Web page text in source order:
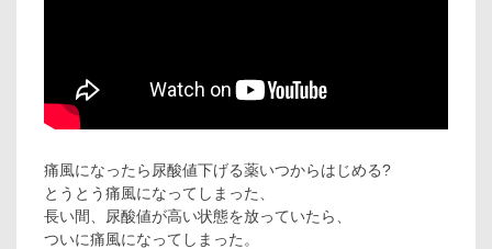
痛風になったら尿酸値下げる薬いつからはじめる?
とうとう痛風になってしまった、
長い間、尿酸値が高い状態を放っていたら、
ついに痛風になってしまった。